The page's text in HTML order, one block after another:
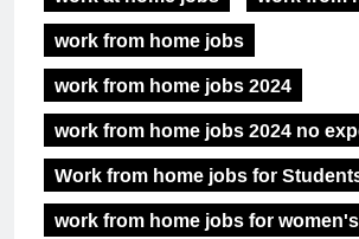
work from home jobs
work from home jobs 2024
work from home jobs 2024 no
Work from home jobs for
work from home jobs for women's